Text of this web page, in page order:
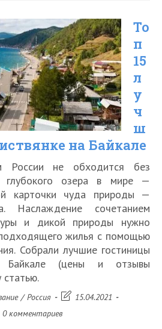
с
кэшбэком
20%
за
отдых
в
2026
году
То
п
15
л
у
ч
ш
на Байкале
России не обходится без
глубокого озера в мире —
карточки чуда природы —
Наслаждение сочетанием
и дикой природы нужно
жилья с помощью
Собрали лучшие гостиницы
(цены и отзывы
статью.
/ Россия
Запись15.04.2021
0 комментариев